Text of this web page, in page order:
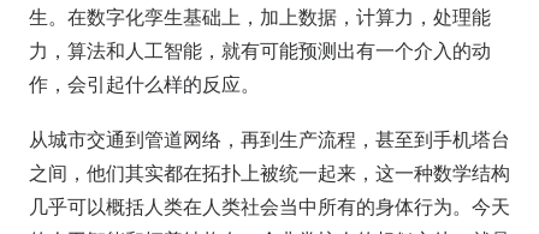
生。在数字化孪生基础上，加上数据，计算力，处理能
力，算法和人工智能，就有可能预测出有一个介入的动
作，会引起什么样的反应。
从城市交通到管道网络，再到生产流程，甚至到手机塔台
之间，他们其实都在拓扑上被统一起来，这一种数学结构
几乎可以概括人类在人类社会当中所有的身体行为。今天